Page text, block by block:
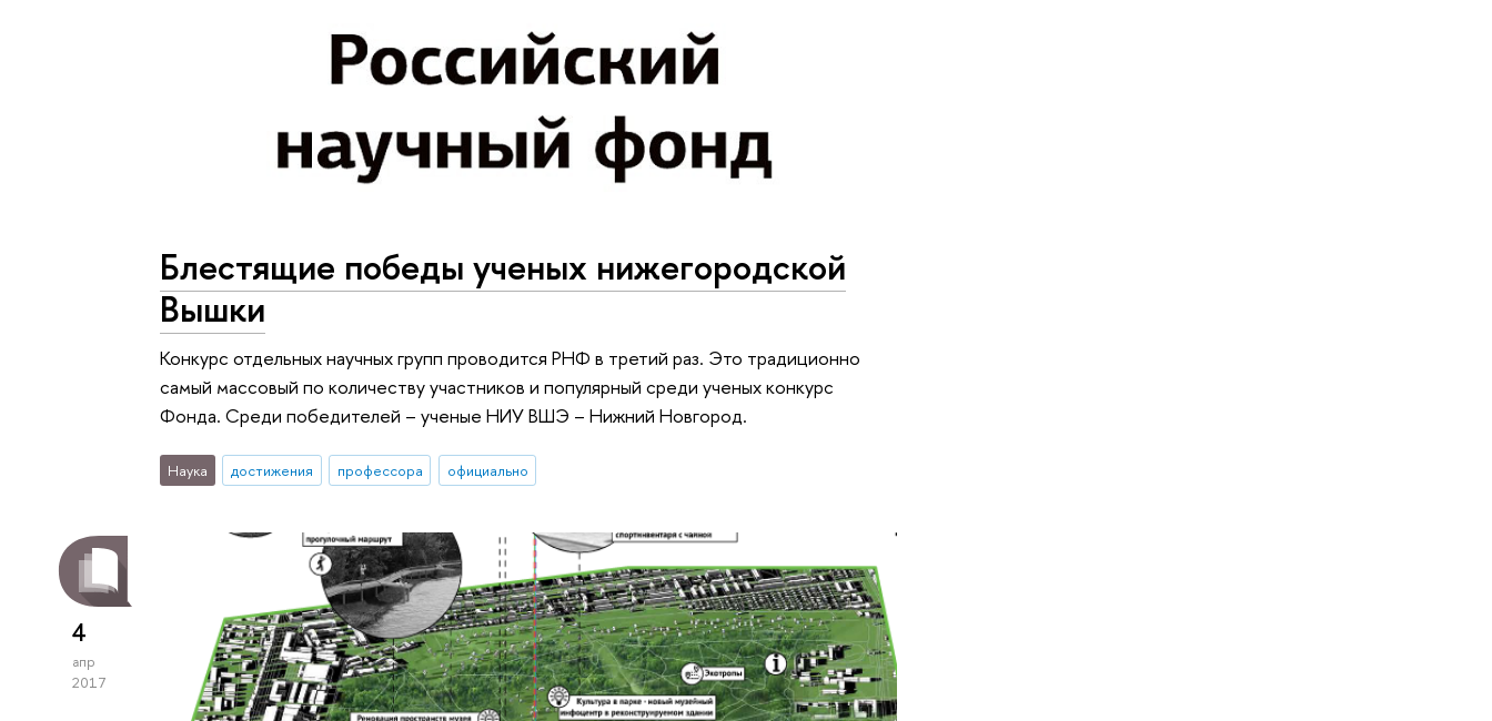
Блестящие победы ученых нижегородской
Вышки
Конкурс отдельных научных групп проводится РНФ в третий раз. Это традиционно
самый массовый по количеству участников и популярный среди ученых конкурс
Фонда. Среди победителей – ученые НИУ ВШЭ – Нижний Новгород.
Наука достижения профессора официально
4
апр
2017